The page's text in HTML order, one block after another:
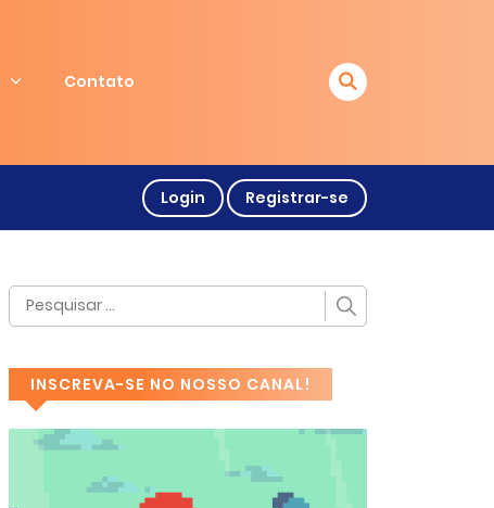
Contato
Login Registrar-se
INSCREVA-SE NO NOSSO CANAL!